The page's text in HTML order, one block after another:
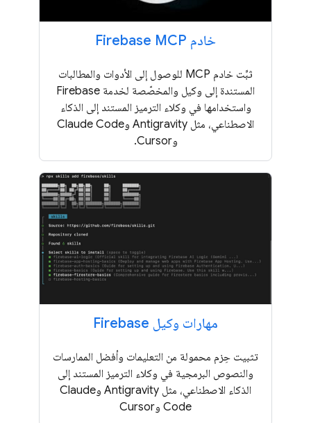
خادم Firebase MCP
ثبِّت خادم MCP للوصول إلى الأدوات والمطالبات
المستندة إلى وكيل والمخصّصة لخدمة Firebase
واستخدامها في وكلاء الترميز المستند إلى الذكاء
الاصطناعي، مثل Antigravity وClaude Code
وCursor.
مهارات وكيل Firebase
تثبيت حِزم محمولة من التعليمات وأفضل الممارسات
والنصوص البرمجية في وكلاء الترميز المستند إلى
الذكاء الاصطناعي، مثل Antigravity وClaude
Code وCursor